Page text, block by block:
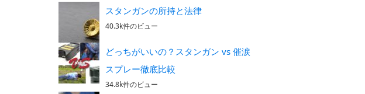
スタンガンの所持と法律
40.3k件のビュー
どっちがいいの？スタンガン vs 催涙
スプレー徹底比較
34.8k件のビュー